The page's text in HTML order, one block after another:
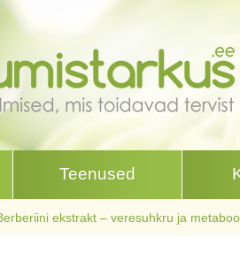
Teenused
ekstrakt – veresuhkru ja